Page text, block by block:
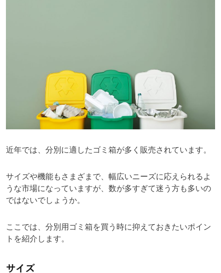
近年では、分別に適したゴミ箱が多く販売されています。
サイズや機能もさまざまで、幅広いニーズに応えられるよ
うな市場になっていますが、数が多すぎて迷う方も多いの
ではないでしょうか。
ここでは、分別用ゴミ箱を買う時に抑えておきたいポイン
トを紹介します。
サイズ